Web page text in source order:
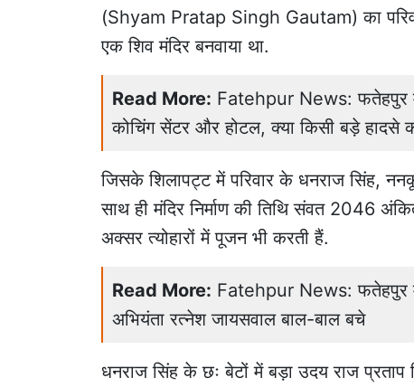
(Shyam Pratap Singh Gautam) का
एक शिव मंदिर बनवाया था.
Read More: Fatehpur News: फतेहपुर में
कोचिंग सेंटर और होटल, क्या किसी बड़े हादसे
जिसके शिलापट्ट में परिवार के धनराज सिंह,
साथ ही मंदिर निर्माण की तिथि संवत 2046
अक्सर त्योहारों में पूजन भी करती हैं.
Read More: Fatehpur News: फतेहपुर में
अभियंता रत्नेश जायसवाल बाल-बाल बचे
धनराज सिंह के छः बेटों में बड़ा उदय राज प्रताप